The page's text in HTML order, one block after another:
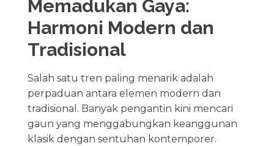
Memadukan Gaya:
Harmoni Modern dan
Tradisional
Salah satu tren paling menarik adalah
perpaduan antara elemen modern dan
tradisional. Banyak pengantin kini mencari
gaun yang menggabungkan keanggunan
klasik dengan sentuhan kontemporer.